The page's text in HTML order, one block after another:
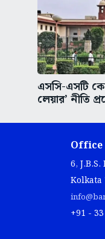
এসসি-এসটি
লেয়ার’ নীতি
Office
6,
Kolkata
+91 -